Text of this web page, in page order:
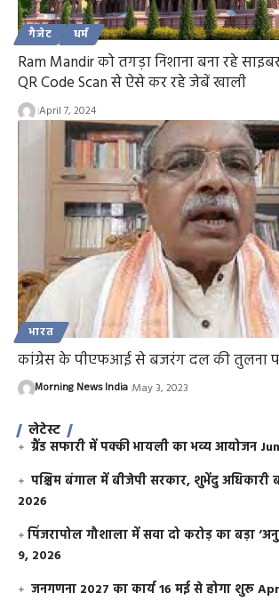
गैजेट धर्म
Ram Mandir को तगड़ा निशाना बना रहे
QR Code Scan से ऐसे कर रहे जेबें खाली
April 7, 2024
भारत
कांग्रेस के पीएफआई से बजरंग दल की तुलना
Morning News India May 3, 2023
लेटेस्ट
ग्रैंड सफारी में पक्की भायली का भव्य आयोजन
पश्चिम बंगाल में बीजेपी सरकार, शुभेंदु अधिकारी
2026
​पिंजरापोल गौशाला में सवा दो करोड़ का बड़ा
9, 2026
जनगणना 2027 का कार्य 16 मई से होगा शुरू